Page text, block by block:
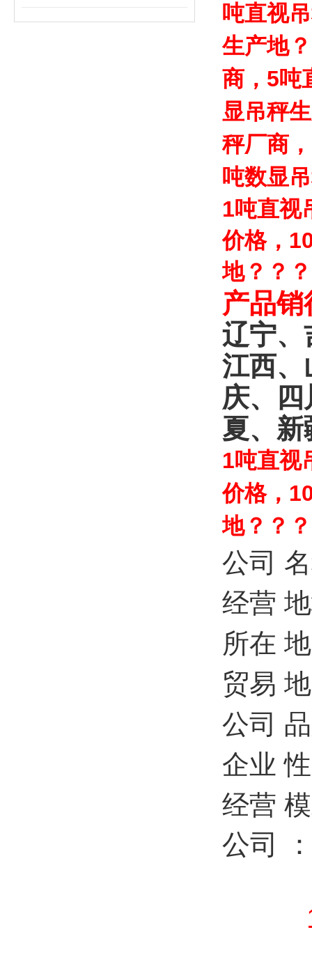
吨直视
生产地
商，5吨
显吊秤
秤厂商
吨数显
1吨直视
价格，
地？？？
产品
辽宁、
江西、
庆、
夏、新
1吨直视
价格，
地？？？
公司
经营
所在
贸易
公司
企业
经营
公司